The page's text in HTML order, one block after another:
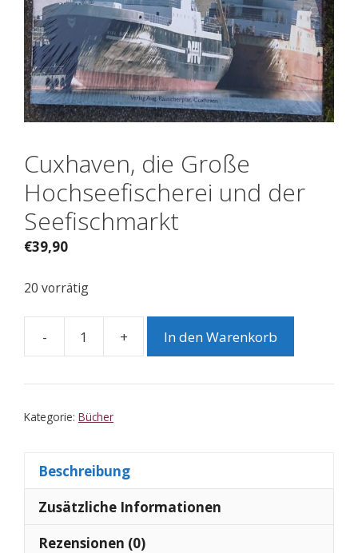
Cuxhaven, die Große
Hochseefischerei und der
Seefischmarkt
€39,90
20 vorrätig
-
Cuxhaven,
Große
Menge
+ In den Warenkorb
Kategorie: Bücher
Beschreibung
Zusätzliche Informationen
Rezensionen (0)